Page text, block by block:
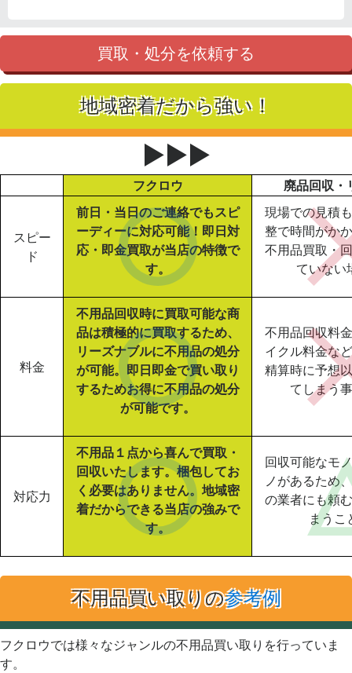
買取・処分を依頼する
地域密着だから強い！
▶▶▶
フクロウ 廃品回収・
スピー
ド
前日・当日のご連絡でもスピ
ーディーに対応可能！即日対
応・即金買取が当店の特徴で
す。
現場での見積
整で時間がか
不用品買取・
ていない
料金
不用品回収時に買取可能な商
品は積極的に買取するため、
リーズナブルに不用品の処分
が可能。即日即金で買い取り
するためお得に不用品の処分
が可能です。
不用品回収料
イクル料金な
精算時に予想
てしまう
対応力
不用品１点から喜んで買取・
回収いたします。梱包してお
く必要はありません。地域密
着だからできる当店の強みで
す。
回収可能なモ
ノがあるため
の業者にも頼
まうこ
不用品買い取りの参考例
フクロウでは様々なジャンルの不用品買い取りを行っていま
す。